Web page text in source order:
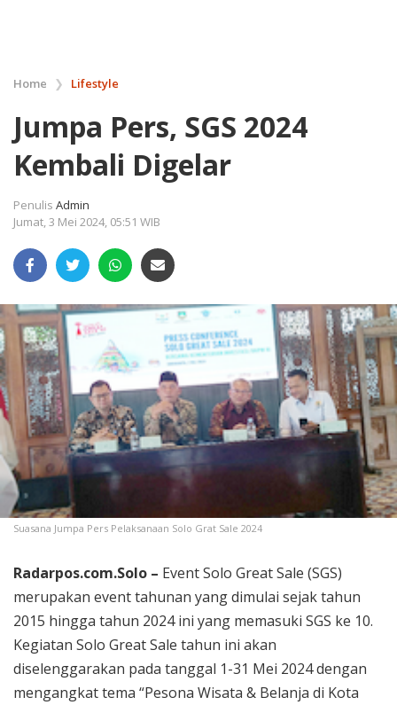
Home ❯ Lifestyle
Jumpa Pers, SGS 2024
Kembali Digelar
Penulis Admin
Jumat, 3 Mei 2024, 05:51 WIB
Suasana Jumpa Pers Pelaksanaan Solo Grat Sale 2024
Radarpos.com.Solo – Event Solo Great Sale (SGS)
merupakan event tahunan yang dimulai sejak tahun
2015 hingga tahun 2024 ini yang memasuki SGS ke 10.
Kegiatan Solo Great Sale tahun ini akan
diselenggarakan pada tanggal 1-31 Mei 2024 dengan
mengangkat tema “Pesona Wisata & Belanja di Kota